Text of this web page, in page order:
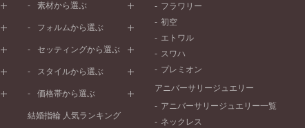
素材から選ぶ
プラチナ
ピンクゴールド
ペールブラウンゴールド
フォルムから選ぶ
ストレートライン
V字ライン
セッティングから選ぶ
プレーン
セベラルメレ
ラインメレ
スタイルから選ぶ
シンプル
モード
価格帯から選ぶ
50万円～
結婚指輪 人気ランキング
フラワリー
初空
エトワル
スワハ
プレミオン
アニバーサリージュエリー
アニバーサリージュエリー一覧
ネックレス